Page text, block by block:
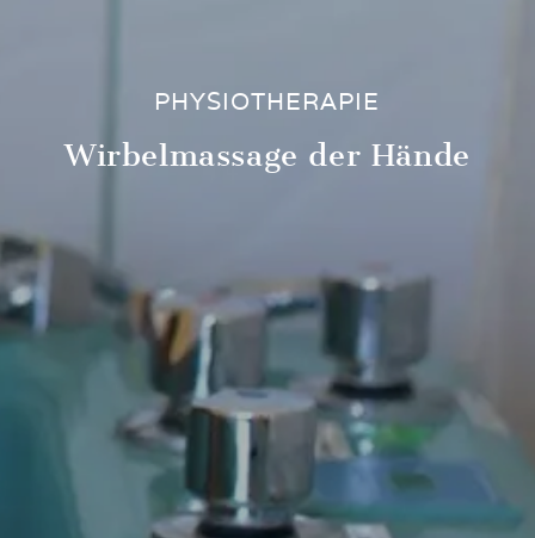
PHYSIOTHERAPIE
Wirbelmassage der Hände